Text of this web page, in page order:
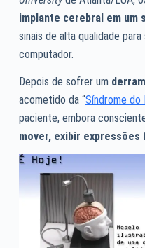
implante cerebral em um
sinais de alta qualidade
computador.
Depois de sofrer um
acometido da “Síndrome do
paciente, embora
mover, exibir